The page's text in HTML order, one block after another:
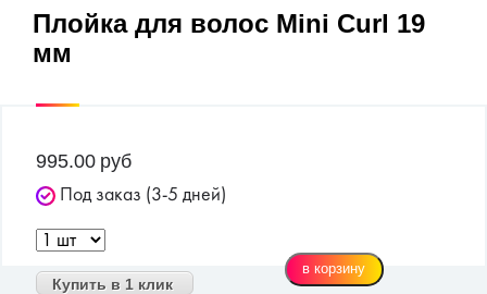
Плойка для волос Mini Curl 19
мм
995.00 руб
Под заказ (3-5 дней)
Купить в 1 клик